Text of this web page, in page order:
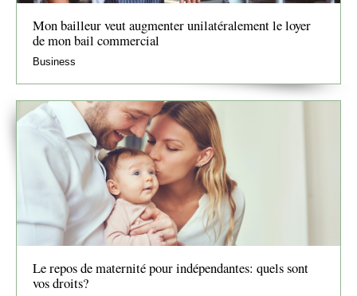
Mon bailleur veut augmenter unilatéralement le loyer
de mon bail commercial
Business
Le repos de maternité pour indépendantes: quels sont
vos droits?